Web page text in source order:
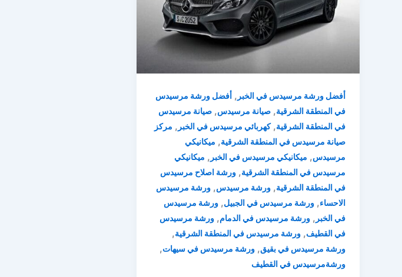
أفضل ورشة مرسيدس في الخبر , أفضل ورشة مرسيدس
في المنطقة الشرقية, صيانة مرسيدس, صيانة مرسيدس
في المنطقة الشرقية,كهربائي مرسيدس في الخبر , مركز
صيانة مرسيدس في المنطقة الشرقية, ميكانيكي
مرسيدس, ميكانيكي مرسيدس في الخبر , ميكانيكي
مرسيدس في المنطقة الشرقية, ورشة اصلاح مرسيدس
في المنطقة الشرقية, ورشة مرسيدس, ورشة مرسيدس
الاحساء, ورشة مرسيدس في الجبيل, ورشة مرسيدس
في الخبر , ورشة مرسيدس في الدمام, ورشة مرسيدس
في القطيف, ورشة مرسيدس في المنطقة الشرقية,
ورشة مرسيدس في بقيق, ورشة مرسيدس في سيهات,
ورشةمرسيدس في القطيف